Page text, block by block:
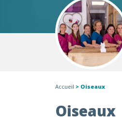
Accueil > Oiseaux
Oiseaux